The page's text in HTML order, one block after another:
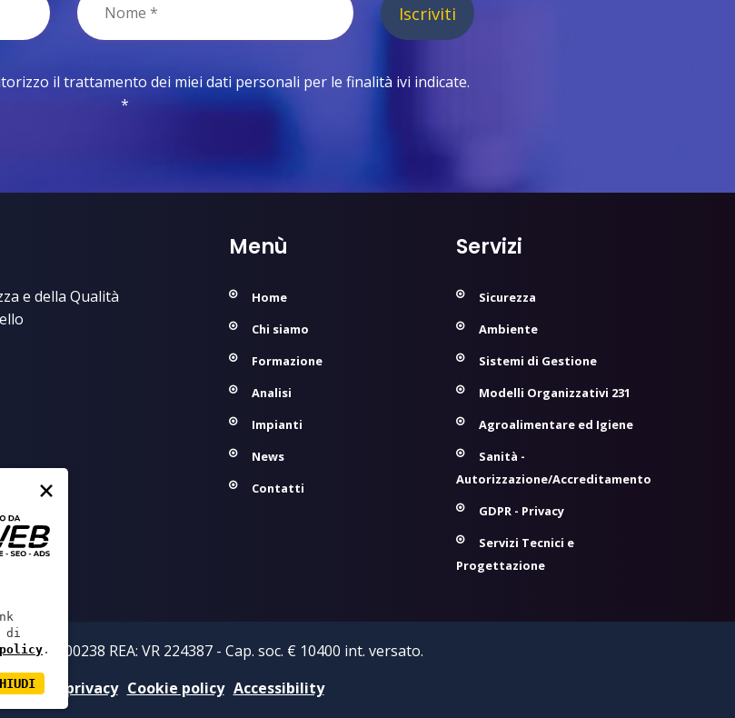
Iscriviti
il trattamento dei miei dati personali per le finalità ivi indicate.
*
e della Qualità
Menù
Home
Chi siamo
Formazione
Analisi
Impianti
News
Contatti
Servizi
Sicurezza
Ambiente
Sistemi di Gestione
Modelli Organizzativi 231
Agroalimentare ed Igiene
Sanità -
Autorizzazione/Accreditamento
GDPR - Privacy
Servizi Tecnici e
Progettazione
02219800238 REA: VR 224387 - Cap. soc. € 10400 int. versato.
sulla privacy Cookie policy Accessibility
×
di
.